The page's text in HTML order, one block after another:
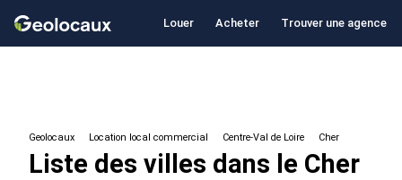
Louer Acheter Trouver une agence
Geolocaux Location local commercial Centre-Val de Loire Cher
Liste des villes dans le Cher